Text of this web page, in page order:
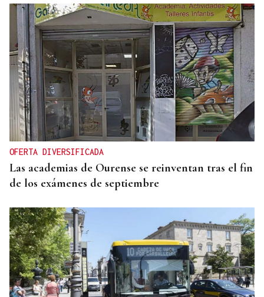
OFERTA DIVERSIFICADA
Las academias de Ourense se reinventan tras el fin
de los exámenes de septiembre